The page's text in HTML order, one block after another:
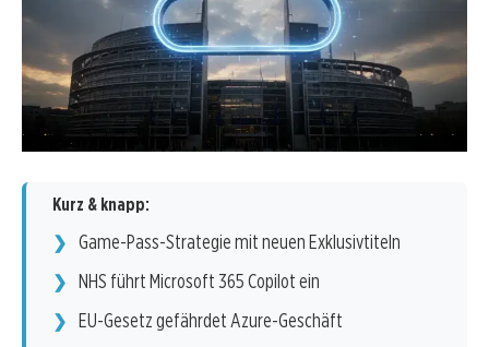
Kurz & knapp:
Game-Pass-Strategie mit neuen Exklusivtiteln
NHS führt Microsoft 365 Copilot ein
EU-Gesetz gefährdet Azure-Geschäft